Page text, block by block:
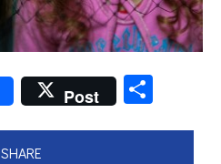
Post
SHARE